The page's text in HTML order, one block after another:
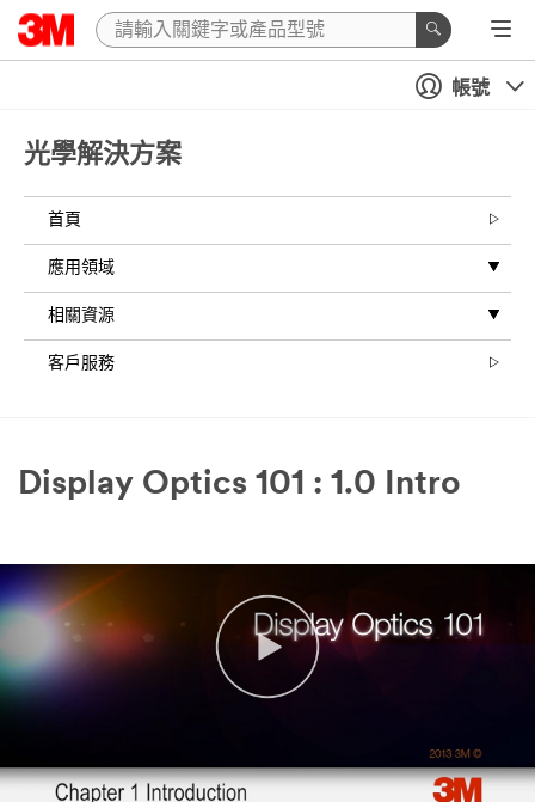
帳號
光學解決方案
首頁
應用領域
相關資源
客戶服務
Display Optics 101 : 1.0 Intro